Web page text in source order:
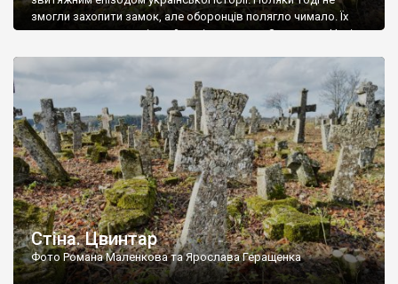
змогли захопити замок, але оборонців полягло чимало. Їх
поховали на цвинтарі, який тоді називався Замковим. Нині на
ньому чимало хрестів 19 століття, є такі, де епітафії стер […]
Стіна. Цвинтар
Фото Романа Маленкова та Ярослава Геращенка